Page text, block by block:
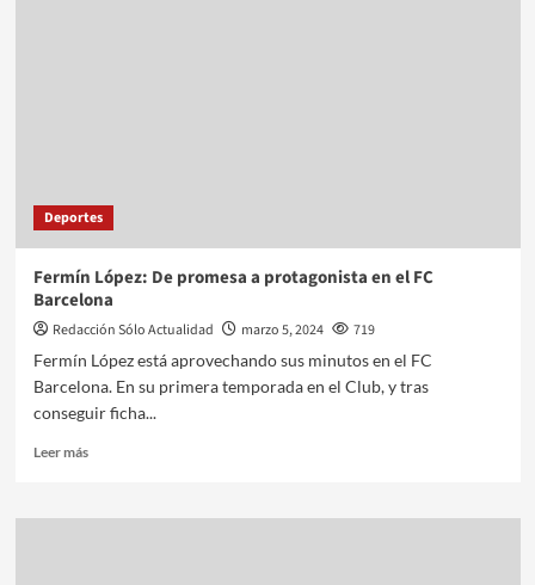
Deportes
Fermín López: De promesa a protagonista en el FC
Barcelona
Redacción Sólo Actualidad marzo 5, 2024
719
Fermín López está aprovechando sus minutos en el FC
Barcelona. En su primera temporada en el Club, y tras
conseguir ficha...
Leer más